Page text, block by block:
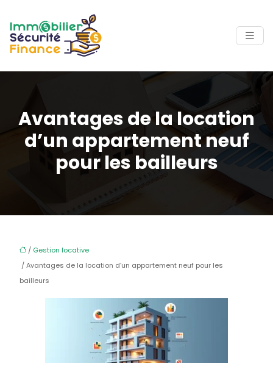
Avantages de la location
d’un appartement neuf
pour les bailleurs
/ Gestion locative
/ Avantages de la location d’un appartement neuf pour les
bailleurs